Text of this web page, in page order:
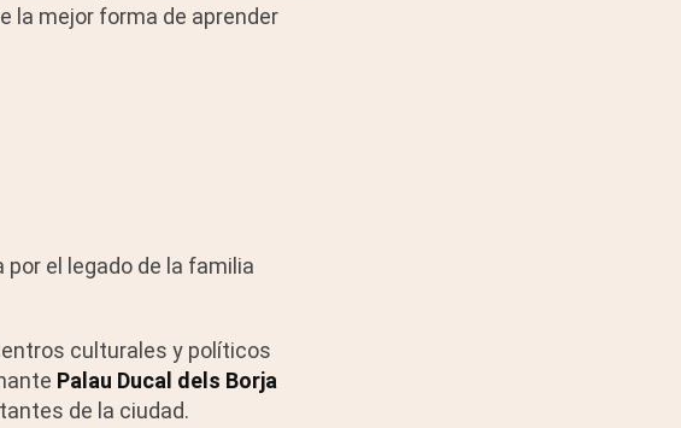
la mejor forma de aprender
por el legado de la familia
culturales y políticos
Palau Ducal dels Borja
de la ciudad.